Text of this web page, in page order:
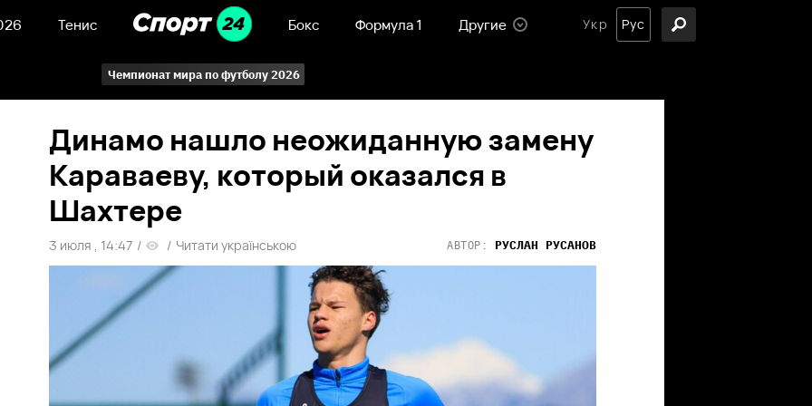
Тенис Бокс Формула 1 Другие Укр Рус
Чемпионат мира по футболу 2026
Динамо нашло неожиданную замену
Караваеву, который оказался в
Шахтере
3 июля , 14:47 / / Читати українською АВТОР: РУСЛАН РУСАНОВ